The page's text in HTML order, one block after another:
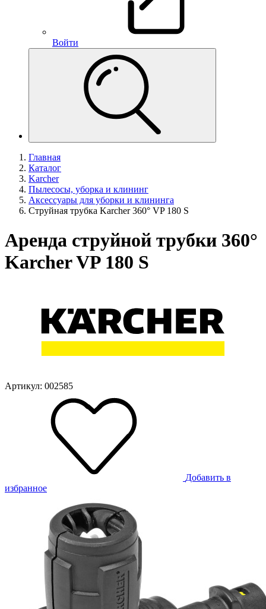
Войти
Главная
Каталог
Karcher
Пылесосы, уборка и клининг
Аксессуары для уборки и клининга
Струйная трубка Karcher 360° VP 180 S
Аренда струйной трубки 360°
Karcher VP 180 S
Артикул: 002585
Добавить в
избранное